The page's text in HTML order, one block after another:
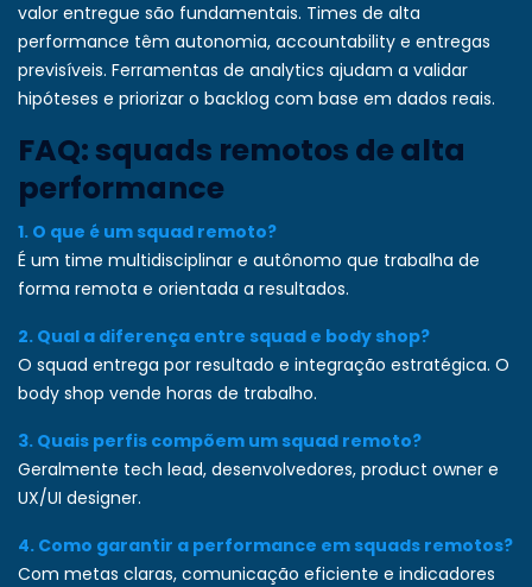
valor entregue são fundamentais. Times de alta
performance têm autonomia, accountability e entregas
previsíveis. Ferramentas de analytics ajudam a validar
hipóteses e priorizar o backlog com base em dados reais.
FAQ: squads remotos de alta
performance
1. O que é um squad remoto?
É um time multidisciplinar e autônomo que trabalha de
forma remota e orientada a resultados.
2. Qual a diferença entre squad e body shop?
O squad entrega por resultado e integração estratégica. O
body shop vende horas de trabalho.
3. Quais perfis compõem um squad remoto?
Geralmente tech lead, desenvolvedores, product owner e
UX/UI designer.
4. Como garantir a performance em squads remotos?
Com metas claras, comunicação eficiente e indicadores